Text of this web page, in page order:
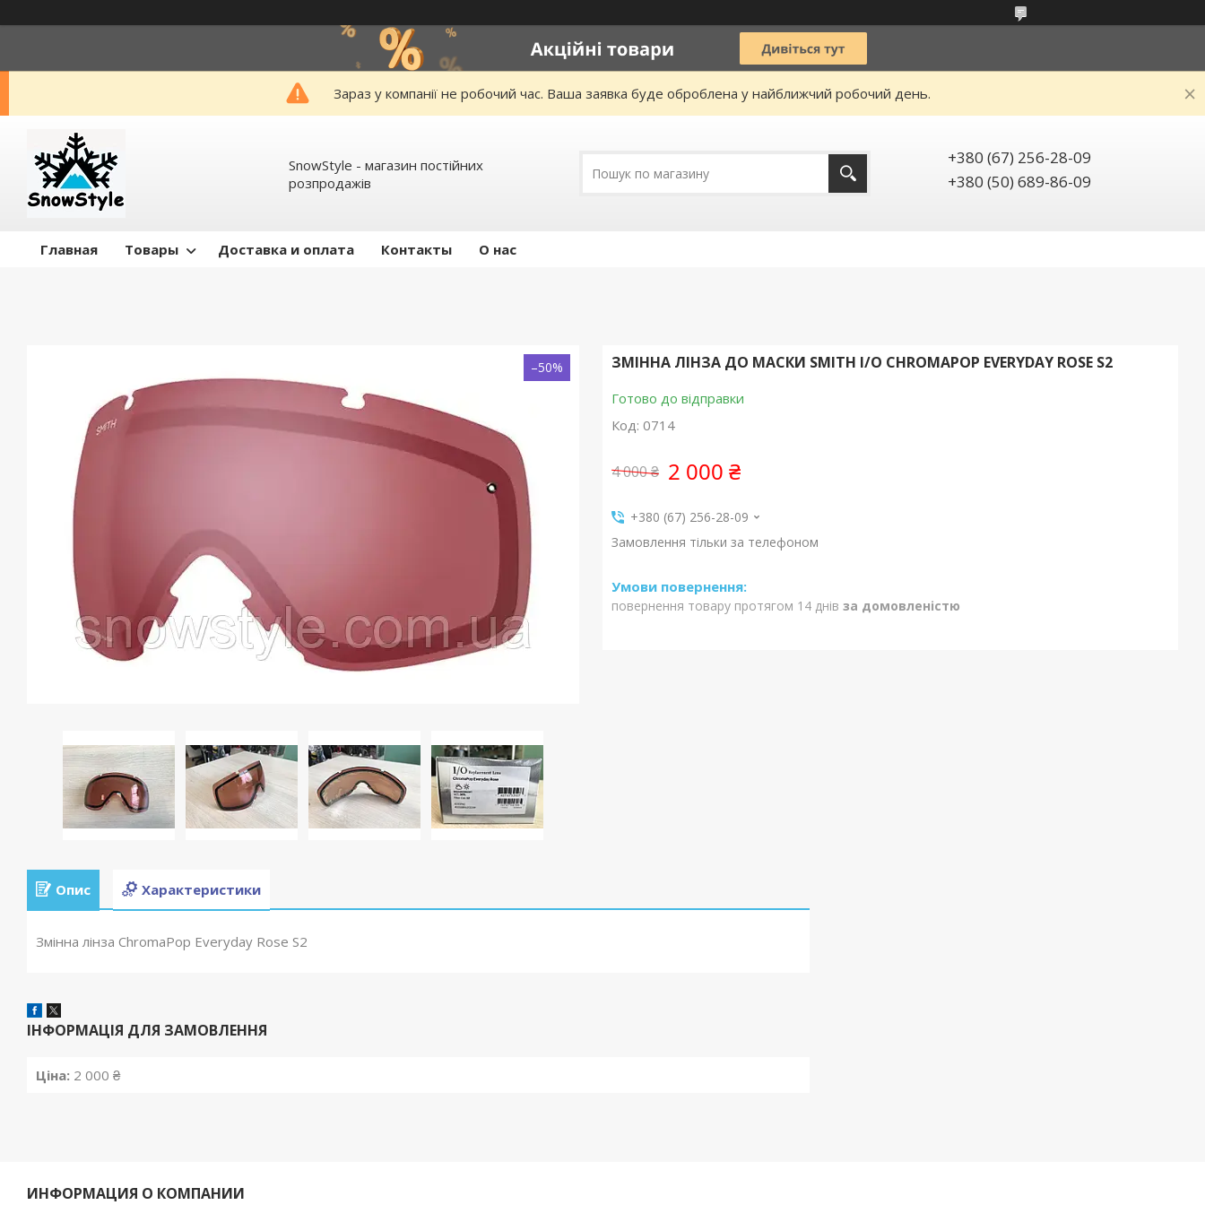
Зараз у компанії не робочий час. Ваша заявка буде оброблена у найближчий робочий день.
SnowStyle - магазин постійних
розпродажів
+380 (67) 256-28-09
+380 (50) 689-86-09
Главная Товары Доставка и оплата Контакты О нас
–50% ЗМІННА ЛІНЗА ДО МАСКИ SMITH I/O CHROMAPOP EVERYDAY ROSE S2
Готово до відправки
Код: 0714
4 000 ₴ 2 000 ₴
+380 (67) 256-28-09
Замовлення тільки за телефоном
повернення товару протягом 14 днів за домовленістю
Опис Характеристики
Змінна лінза ChromaPop Everyday Rose S2
ІНФОРМАЦІЯ ДЛЯ ЗАМОВЛЕННЯ
Ціна: 2 000 ₴
ИНФОРМАЦИЯ О КОМПАНИИ